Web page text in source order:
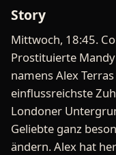
Story
Mittwoch, 18:45.
Prostituierte
namens Alex
einflussreichste
Londoner
Geliebte ganz
ändern. Alex hat